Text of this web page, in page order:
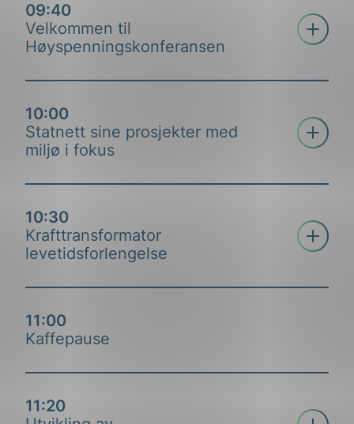
NEK og REN
Lars Jakob Paulsen og Espen Masvik
Lars Jakob og Espen ønsker velkommen til
09:40
Velkommen til
Høyspenningskonferansen
Åpne
10:00
Statnett sine prosjekter med
miljø i fokus
Åpne
10:30
Krafttransformator
levetidsforlengelse
Åpne
11:00
Kaffepause
11:20
Åpne